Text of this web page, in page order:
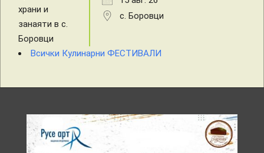
с. Боровци
Всички Кулинарни ФЕСТИВАЛИ